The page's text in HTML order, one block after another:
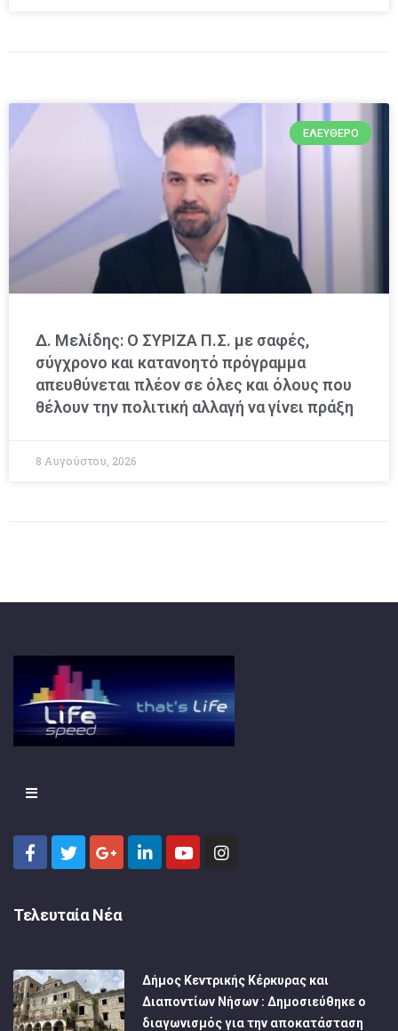
ΕΛΕΎΘΕΡΟ
Δ. Μελίδης: Ο ΣΥΡΙΖΑ Π.Σ. με σαφές,
σύγχρονο και κατανοητό πρόγραμμα
απευθύνεται πλέον σε όλες και όλους που
θέλουν την πολιτική αλλαγή να γίνει πράξη
8 Αυγούστου, 2026
Τελευταία Νέα
Δήμος Κεντρικής Κέρκυρας και
Διαποντίων Νήσων : Δημοσιεύθηκε ο
διαγωνισμός για την αποκατάσταση